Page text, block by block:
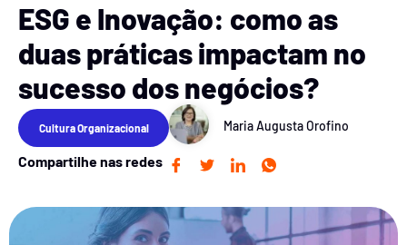
ESG e Inovação: como as
duas práticas impactam no
sucesso dos negócios?
Cultura Organizacional Maria Augusta Orofino
Compartilhe nas redes